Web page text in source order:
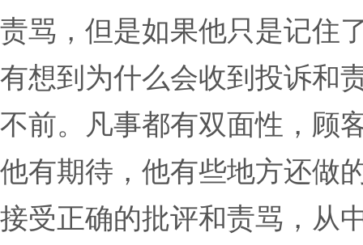
责骂，但是如果他只是记住
有想到为什么会收到投诉和
不前。凡事都有双面性，顾
他有期待，他有些地方还做
接受正确的批评和责骂，从